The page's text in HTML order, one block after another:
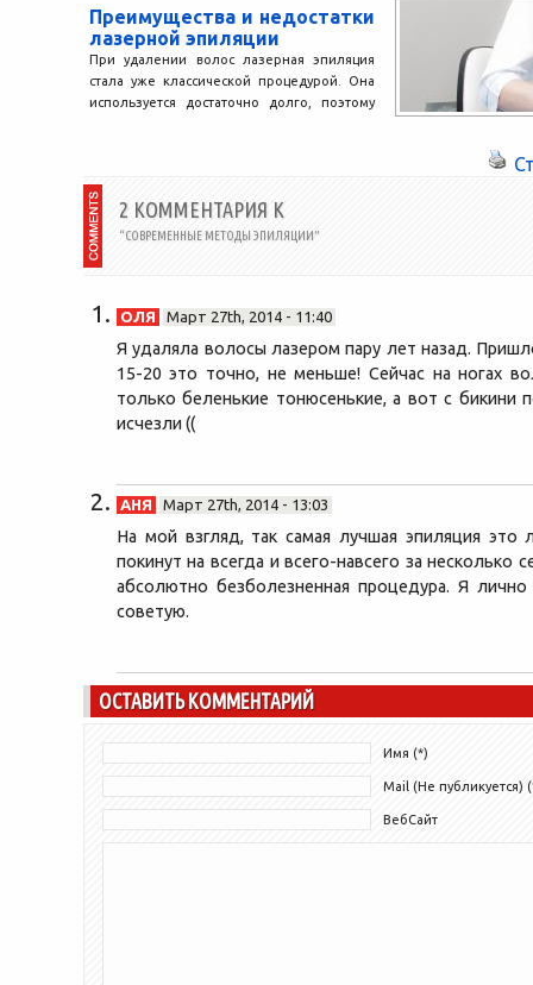
Преимущества и недостатки
лазерной эпиляции
При удалении волос лазерная эпиляция
стала уже классической процедурой. Она
используется достаточно долго, поэтому
2 КОММЕНТАРИЯ К
“СОВРЕМЕННЫЕ МЕТОДЫ ЭПИЛЯЦИИ”
ОЛЯ Март 27th, 2014 - 11:40
Я удаляла волосы лазером пару лет назад.
15-20 это точно, не меньше! Сейчас на ногах
только беленькие тонюсенькие, а вот с бикини
исчезли ((
АНЯ Март 27th, 2014 - 13:03
На мой взгляд, так самая лучшая эпиляция это
покинут на всегда и всего-навсего за несколько
абсолютно безболезненная процедура. Я
советую.
ОСТАВИТЬ КОММЕНТАРИЙ
Имя (*)
Mail (Не публикуется)
ВебСайт